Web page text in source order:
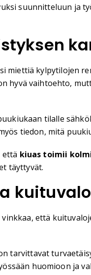
suunnitteluun ja
kylpytilojen
hyvä vaihtoehto,
tilalle
tiedon, mitä
että kiuas toimii
täyttyvät.
että
tarvittavat
huomioon ja